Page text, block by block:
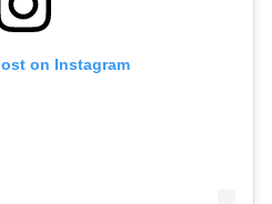
on Instagram